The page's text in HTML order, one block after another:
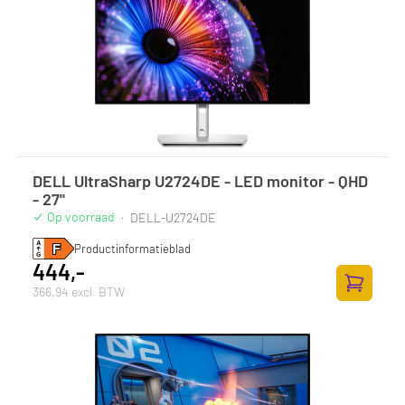
DELL UltraSharp U2724DE - LED monitor - QHD
- 27"
Op voorraad · DELL-U2724DE
Productinformatieblad
444,-
366,94 excl. BTW